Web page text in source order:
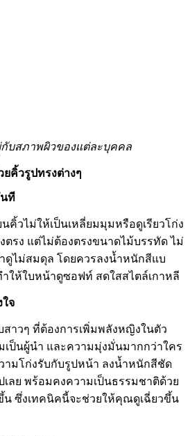
บสภาพผิวของแต่ละบุคคล
คิ้วรูปทรงต่างๆ
นที
คิ้วไม่ให้เป็นเหลี่ยมมุมหรือดูเรียวโก่ง
รง แต่ไม่ต้องตรงขนาดไม้บรรทัด ไม่
ดูไม่สมดุล โดยควรลงน้ำหนักสีแบ
ให้ใบหน้าดูซอฟท์ สดใสสไตล์เกาหลี
ใจ
าวๆ ที่ต้องการเพิ่มพลังหญิงในตัว
เป็นผู้นำ และความมุ่งมั่นมากกว่าใคร
ามโก่งรับกับรูปหน้า ลงน้ำหนักสีชัด
ลย พร้อมคงความเป็นธรรมชาติด้วย
น ซึ่งเทคนิคนี้จะช่วยให้คุณดูเฉี่ยวขึ้น